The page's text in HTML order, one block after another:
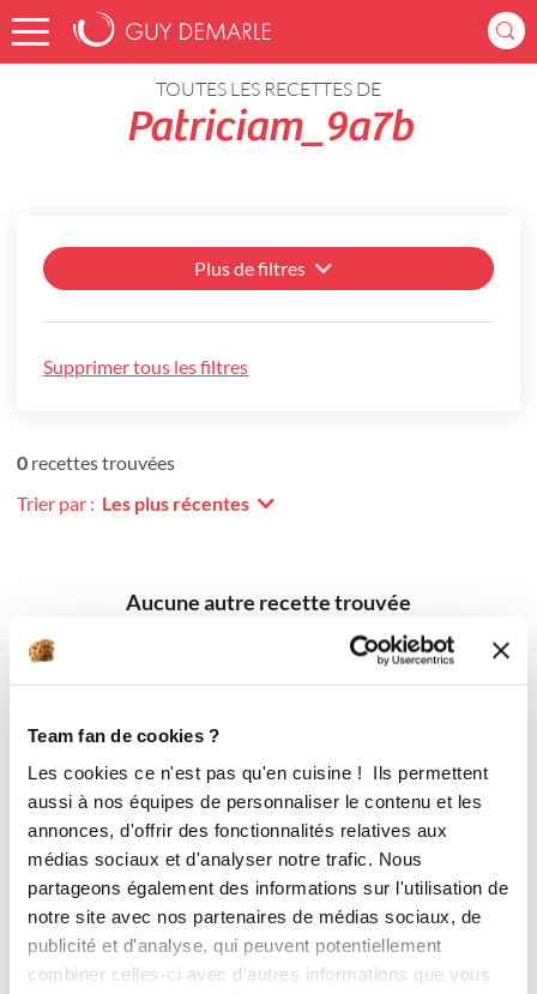
Team fan de cookies ?
Les cookies ce n'est pas qu'en cuisine ! Ils permettent
aussi à nos équipes de personnaliser le contenu et les
annonces, d'offrir des fonctionnalités relatives aux
médias sociaux et d'analyser notre trafic. Nous
partageons également des informations sur l'utilisation de
notre site avec nos partenaires de médias sociaux, de
publicité et d'analyse, qui peuvent potentiellement
combiner celles-ci avec d'autres informations que vous
Accueil Recettes
TOUTES LES RECETTES DE
Patriciam_9a7b
Plus de filtres
Supprimer tous les filtres
0 recettes trouvées
Trier par : Les plus récentes
Aucune autre recette trouvée